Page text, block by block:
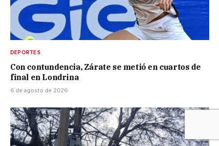
DEPORTES
Con contundencia, Zárate se metió en cuartos de
final en Londrina
6 de agosto de 2026